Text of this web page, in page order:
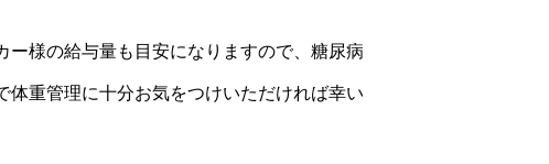
ー様の給与量も目安になりますので、糖尿病
重管理に十分お気をつけいただければ幸い